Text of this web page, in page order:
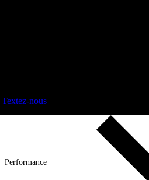
Textez-nous
Performance